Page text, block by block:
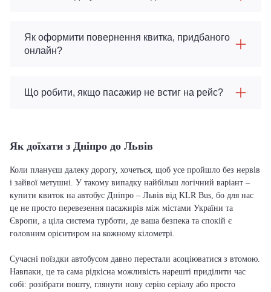
Як оформити повернення квитка, придбаного
онлайн?
Що робити, якщо пасажир не встиг на рейс?
Як доїхати з Дніпро до Львів
Коли плануєш далеку дорогу, хочеться, щоб усе пройшло без нервів
і зайвої метушні. У такому випадку найбільш логічний варіант –
купити квиток на автобус Дніпро – Львів від KLR Bus, бо для нас
це не просто перевезення пасажирів між містами України та
Європи, а ціла система турботи, де ваша безпека та спокій є
головним орієнтиром на кожному кілометрі.
Сучасні поїздки автобусом давно перестали асоціюватися з втомою.
Навпаки, це та сама рідкісна можливість нарешті приділити час
собі: розібрати пошту, глянути нову серію серіалу або просто